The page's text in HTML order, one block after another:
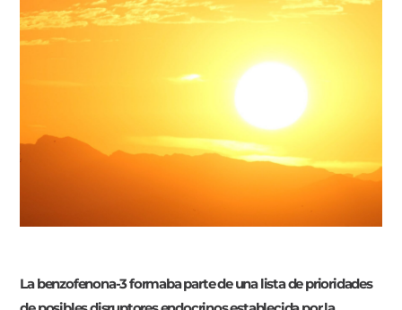
La benzofenona-3 formaba parte de una lista de prioridades